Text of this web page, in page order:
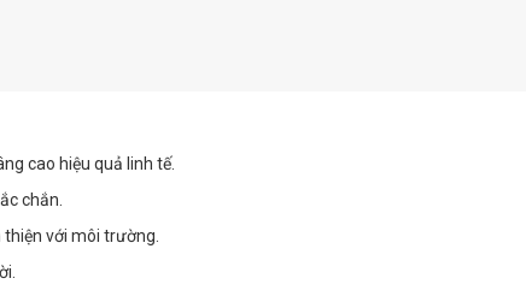
cao hiệu quả linh tế.
chắn.
thiện với môi trường.